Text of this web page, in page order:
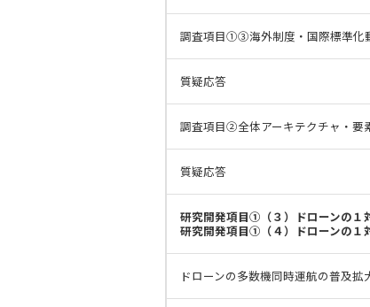
調査項目①③海外制度・国際標準化
質疑応答
調査項目②全体アーキテクチャ・要
質疑応答
研究開発項目①（３）ドローンの１
研究開発項目①（４）ドローンの１
ドローンの多数機同時運航の普及